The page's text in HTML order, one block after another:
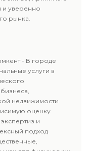
и уверенно
рынка.
- В городе
услуги в
недвижимости
оценку
и
подход